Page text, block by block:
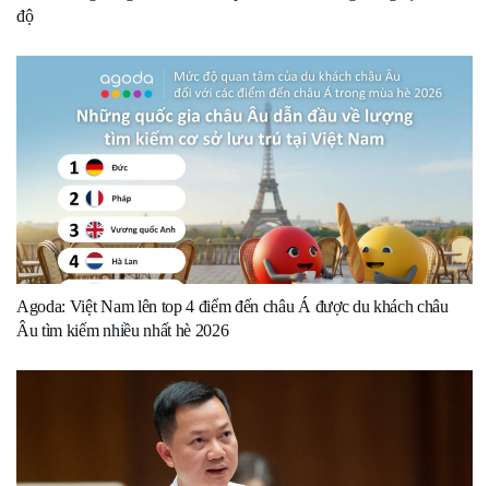
độ
Agoda: Việt Nam lên top 4 điểm đến châu Á được du khách châu
Âu tìm kiếm nhiều nhất hè 2026